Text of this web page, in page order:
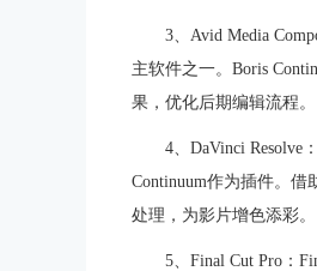
3、Avid Media
主软件之一。Boris
果，优化后期编辑流程。
4、DaVinci Resolve
Continuum作为插件。借
处理，为影片增色添彩。
5、Final Cut Pro：